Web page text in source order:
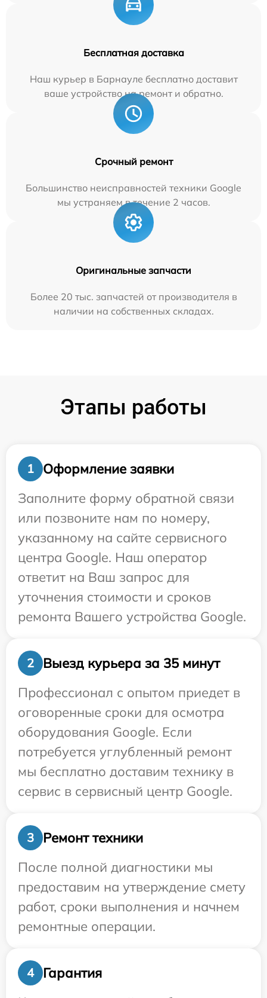
Бесплатная доставка
Наш курьер в Барнауле бесплатно доставит
ваше устройство на ремонт и обратно.
Срочный ремонт
Большинство неисправностей техники Google
мы устраняем в течение 2 часов.
Оригинальные запчасти
Более 20 тыс. запчастей от производителя в
наличии на собственных складах.
Этапы работы
1
Оформление заявки
Заполните форму обратной связи
или позвоните нам по номеру,
указанному на сайте сервисного
центра Google. Наш оператор
ответит на Ваш запрос для
уточнения стоимости и сроков
ремонта Вашего устройства Google.
2
Выезд курьера за 35 минут
Профессионал с опытом приедет в
оговоренные сроки для осмотра
оборудования Google. Если
потребуется углубленный ремонт
мы бесплатно доставим технику в
сервис в сервисный центр Google.
3
Ремонт техники
После полной диагностики мы
предоставим на утверждение смету
работ, сроки выполнения и начнем
ремонтные операции.
4
Гарантия